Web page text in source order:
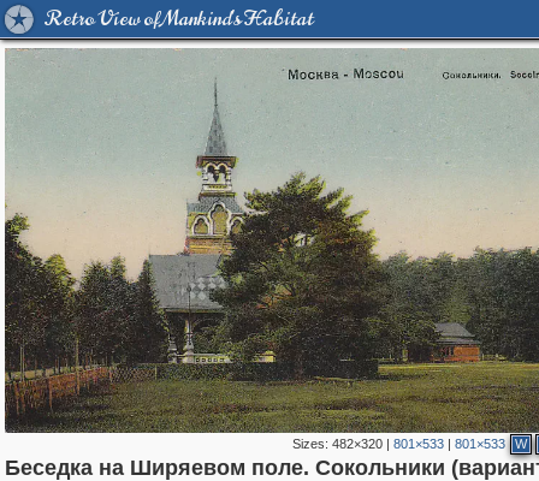
Retro View of Mankind's Habitat
Sizes:482×320 |801×533 |801×533 W
Беседка на Ширяевом поле. Сокольники
1,406,686 29,243
319,864 8,28620,939 3065,623 49 2,775 6